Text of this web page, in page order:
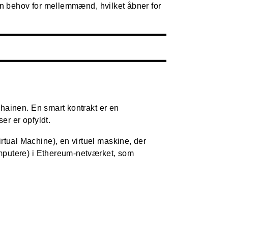
behov for mellemmænd, hvilket åbner for
En smart kontrakt er en
er opfyldt.
Machine), en virtuel maskine, der
i Ethereum-netværket, som